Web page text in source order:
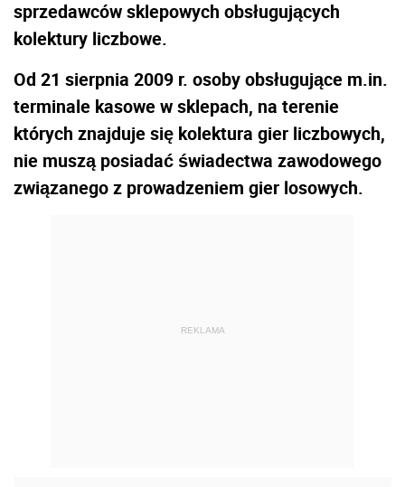
sprzedawców sklepowych obsługujących
kolektury liczbowe.
Od 21 sierpnia 2009 r. osoby obsługujące m.in.
terminale kasowe w sklepach, na terenie
których znajduje się kolektura gier liczbowych,
nie muszą posiadać świadectwa zawodowego
związanego z prowadzeniem gier losowych.
REKLAMA